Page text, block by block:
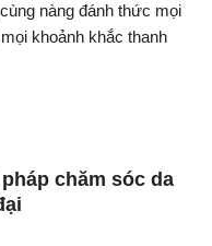
nàng đánh thức mọi
khoảnh khắc thanh
chăm sóc da